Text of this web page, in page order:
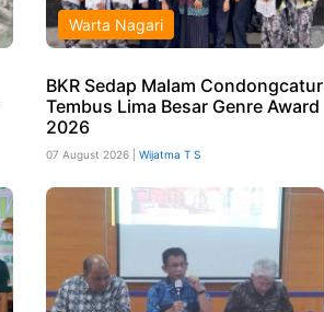
Warta Nagari
BKR Sedap Malam Condongcatur
Tembus Lima Besar Genre Award
2026
07 August 2026 | Wijatma T S